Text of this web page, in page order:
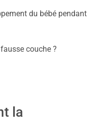
du bébé pendant
couche ?
la